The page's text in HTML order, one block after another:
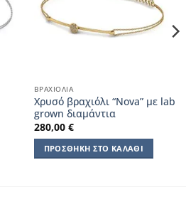
ΒΡΑΧΙΌΛΙΑ
Χρυσό βραχιόλι “Nova” με lab
grown διαμάντια
280,00 €
ΠΡΟΣΘΉΚΗ ΣΤΟ ΚΑΛΆΘΙ